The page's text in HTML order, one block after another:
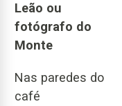
Leão ou
fotógrafo do
Monte
Nas paredes do
café